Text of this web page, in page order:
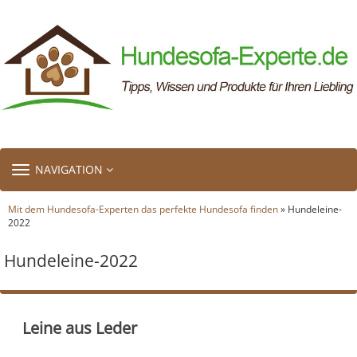
TOGGLE
NAVIGATION
Mit dem Hundesofa-Experten das perfekte Hundesofa finden» Hundeleine-
2022
Hundeleine-2022
Leine aus Leder